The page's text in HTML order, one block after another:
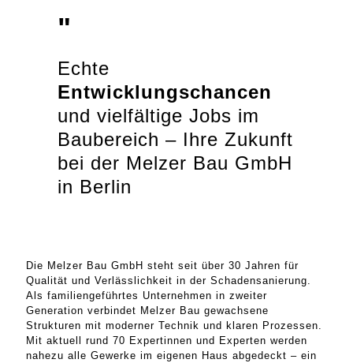
"
Echte
Entwicklungschancen
und vielfältige Jobs im
Baubereich – Ihre Zukunft
bei der Melzer Bau GmbH
in Berlin
Die Melzer Bau GmbH steht seit über 30 Jahren für
Qualität und Verlässlichkeit in der Schadensanierung.
Als familiengeführtes Unternehmen in zweiter
Generation verbindet Melzer Bau gewachsene
Strukturen mit moderner Technik und klaren Prozessen.
Mit aktuell rund 70 Expertinnen und Experten werden
nahezu alle Gewerke im eigenen Haus abgedeckt – ein